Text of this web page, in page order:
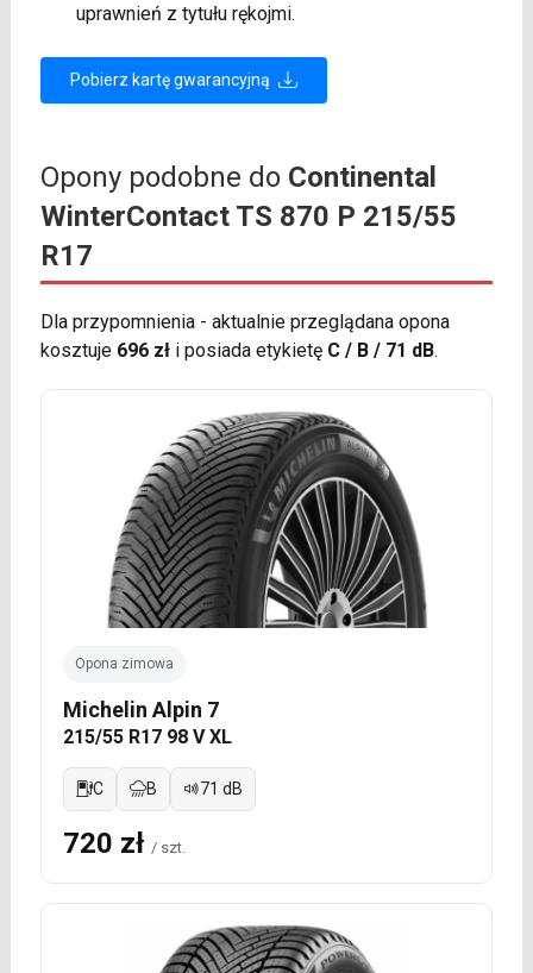
uprawnień z tytułu rękojmi.
Pobierz kartę gwarancyjną
Opony podobne do Continental
WinterContact TS 870 P 215/55
R17
Dla przypomnienia - aktualnie przeglądana opona
kosztuje 696 złi posiada etykietę C / B / 71 dB.
Opona zimowa
Michelin Alpin 7
215/55 R17 98 V XL
C B 71 dB
720 zł / szt.